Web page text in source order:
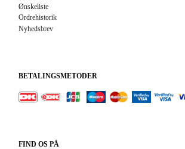
Ønskeliste
Ordrehistorik
Nyhedsbrev
BETALINGSMETODER
FIND OS PÅ